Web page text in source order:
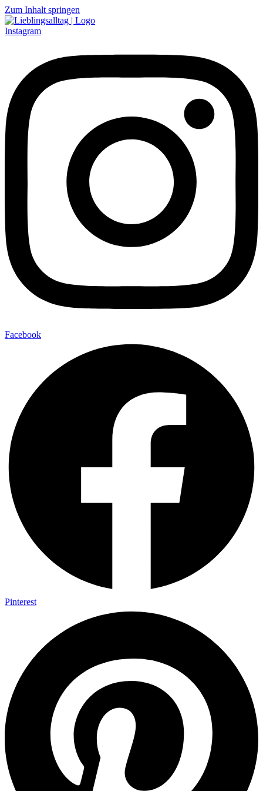
Zum Inhalt springen
Instagram
Facebook
Pinterest